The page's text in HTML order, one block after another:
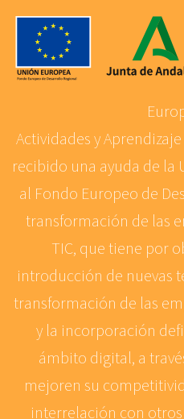
Actividades y
recibido una ayuda de la
al Fondo Europeo de
transformación de las
TIC, que tiene por
introducción de nuevas
transformación de las
y la incorporación
ámbito digital, a
mejoren su
interrelación con